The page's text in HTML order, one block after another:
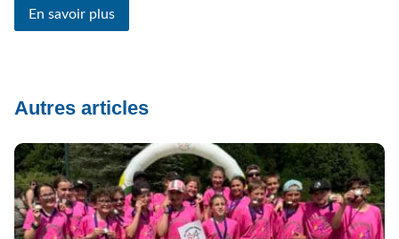
En savoir plus
Autres articles